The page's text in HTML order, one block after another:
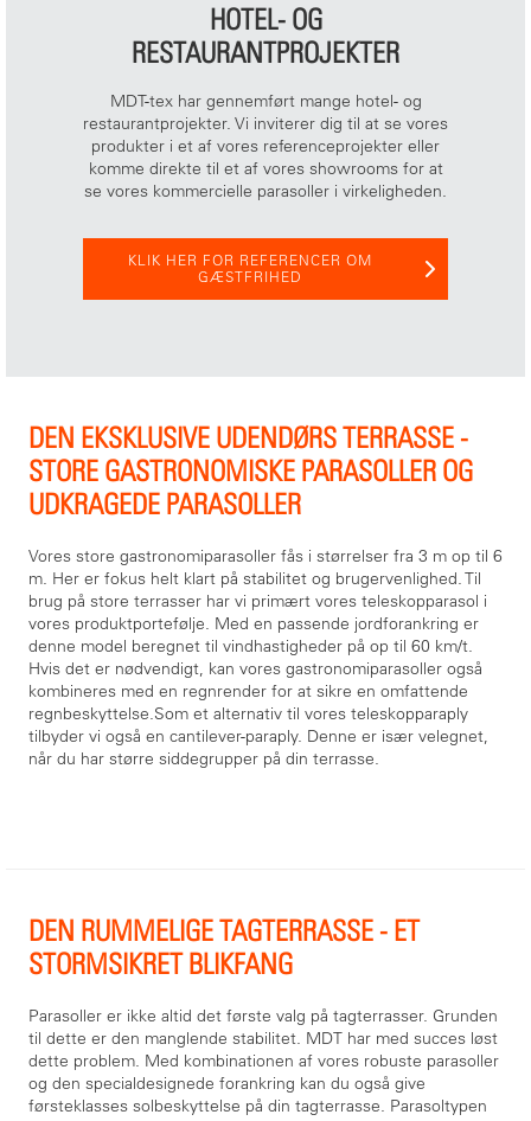
HOTEL- OG
RESTAURANTPROJEKTER
MDT-tex har gennemført mange hotel- og
restaurantprojekter. Vi inviterer dig til at se vores
produkter i et af vores referenceprojekter eller
komme direkte til et af vores showrooms for at
se vores kommercielle parasoller i virkeligheden.
KLIK HER FOR REFERENCER OM
GÆSTFRIHED
DEN EKSKLUSIVE UDENDØRS TERRASSE -
STORE GASTRONOMISKE PARASOLLER OG
UDKRAGEDE PARASOLLER
Vores store gastronomiparasoller fås i størrelser fra 3 m op til 6
m. Her er fokus helt klart på stabilitet og brugervenlighed. Til
brug på store terrasser har vi primært vores teleskopparasol i
vores produktportefølje. Med en passende jordforankring er
denne model beregnet til vindhastigheder på op til 60 km/t.
Hvis det er nødvendigt, kan vores gastronomiparasoller også
kombineres med en regnrender for at sikre en omfattende
regnbeskyttelse.Som et alternativ til vores teleskopparaply
tilbyder vi også en cantilever-paraply. Denne er især velegnet,
når du har større siddegrupper på din terrasse.
DEN RUMMELIGE TAGTERRASSE - ET
STORMSIKRET BLIKFANG
Parasoller er ikke altid det første valg på tagterrasser. Grunden
til dette er den manglende stabilitet. MDT har med succes løst
dette problem. Med kombinationen af vores robuste parasoller
og den specialdesignede forankring kan du også give
førsteklasses solbeskyttelse på din tagterrasse. Parasoltypen